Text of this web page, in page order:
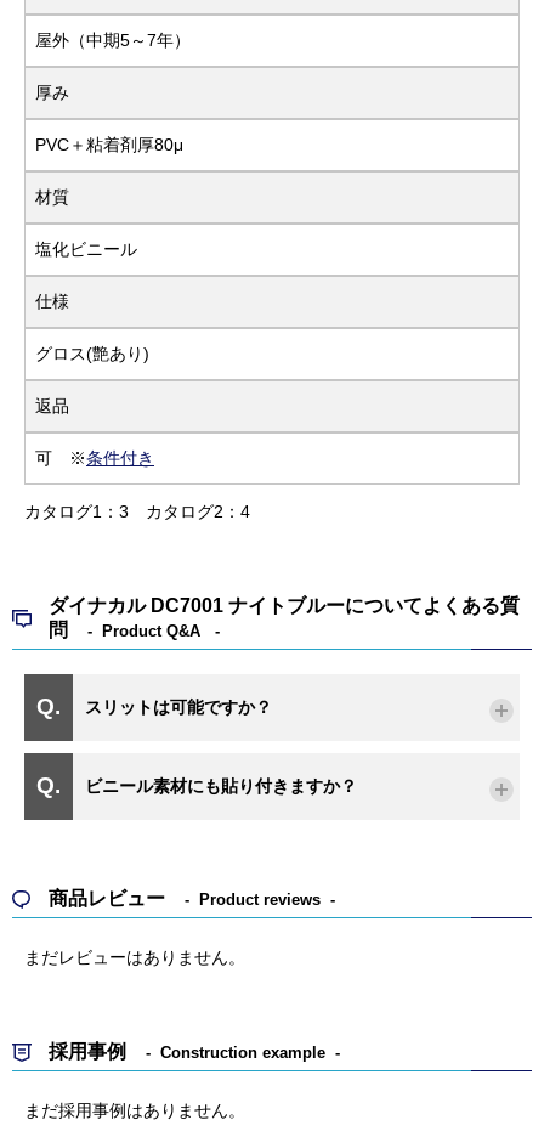
屋外（中期5～7年）
厚み
PVC＋粘着剤厚80μ
材質
塩化ビニール
仕様
グロス(艶あり)
返品
可 ※条件付き
カタログ1：3 カタログ2：4
ダイナカル DC7001 ナイトブルーについてよくある質
問
Product Q&A
スリットは可能ですか？
ビニール素材にも貼り付きますか？
商品レビュー Product reviews
まだレビューはありません。
採用事例 Construction example
まだ採用事例はありません。